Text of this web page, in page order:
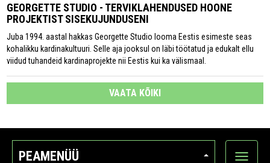
GEORGETTE STUDIO - TERVIKLAHENDUSED HOONE
PROJEKTIST SISEKUJUNDUSENI
Juba 1994. aastal hakkas Georgette Studio looma Eestis esimeste seas
kohalikku kardinakultuuri. Selle aja jooksul on läbi töötatud ja edukalt ellu
viidud tuhandeid kardinaprojekte nii Eestis kui ka välismaal.
VAATA KÕIKI
PEAMENÜÜ Ava